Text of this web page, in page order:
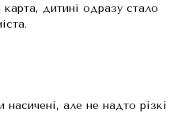
дитині одразу стало
насичені, але не надто різкі